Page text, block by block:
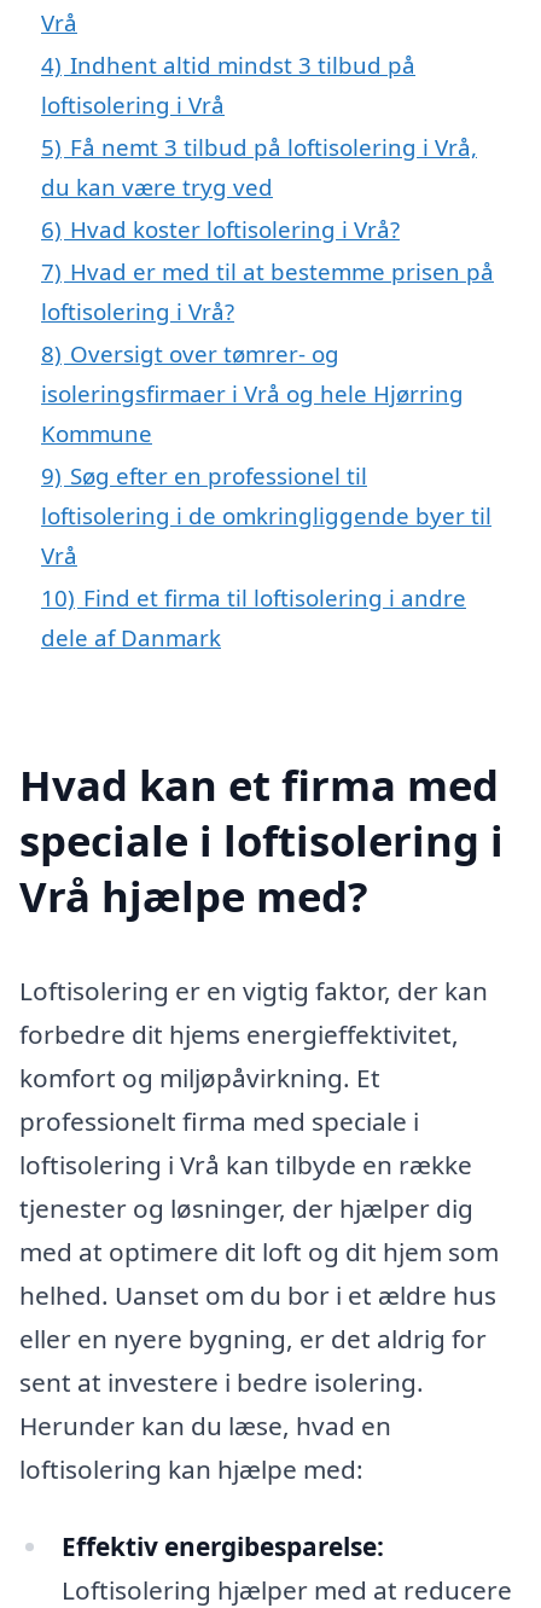
Vrå
4) Indhent altid mindst 3 tilbud på
loftisolering i Vrå
5) Få nemt 3 tilbud på loftisolering i Vrå,
du kan være tryg ved
6) Hvad koster loftisolering i Vrå?
7) Hvad er med til at bestemme prisen på
loftisolering i Vrå?
8) Oversigt over tømrer- og
isoleringsfirmaer i Vrå og hele Hjørring
Kommune
9) Søg efter en professionel til
loftisolering i de omkringliggende byer til
Vrå
10) Find et firma til loftisolering i andre
dele af Danmark
Hvad kan et firma med
speciale i loftisolering i
Vrå hjælpe med?
Loftisolering er en vigtig faktor, der kan
forbedre dit hjems energieffektivitet,
komfort og miljøpåvirkning. Et
professionelt firma med speciale i
loftisolering i Vrå kan tilbyde en række
tjenester og løsninger, der hjælper dig
med at optimere dit loft og dit hjem som
helhed. Uanset om du bor i et ældre hus
eller en nyere bygning, er det aldrig for
sent at investere i bedre isolering.
Herunder kan du læse, hvad en
loftisolering kan hjælpe med:
Effektiv energibesparelse:
Loftisolering hjælper med at reducere